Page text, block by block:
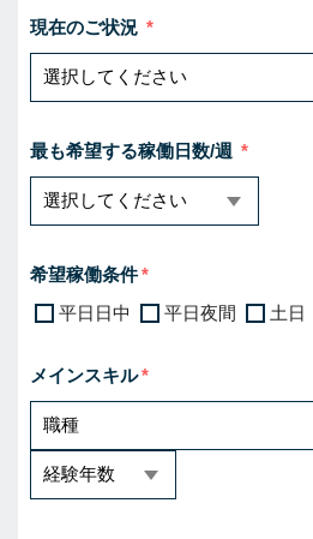
現在のご状況
最も希望する稼働日数/週
希望稼働条件
平日日中
平日夜間 土日
メインスキル